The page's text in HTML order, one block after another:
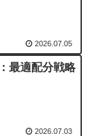
2026.07.05
最適配分戦略
2026.07.03